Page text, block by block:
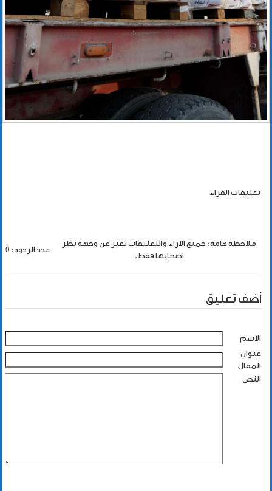
تعليقات القراء
ملاحظة هامة: جميع الاراء والتعليقات تعبر عن وجهة نظر
اصحابها فقط.
عدد الردود: 0
أضف تعليق
الاسم
عنوان
المقال
النص